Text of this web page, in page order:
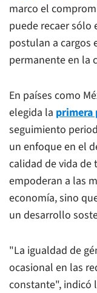
marco el
puede recaer sólo
postulan a cargos
permanente en la
En países como
elegida la primera
seguimiento
un enfoque en el
calidad de vida de
empoderan a las
economía, sino
un desarrollo
"La igualdad de
ocasional en las
constante", indicó